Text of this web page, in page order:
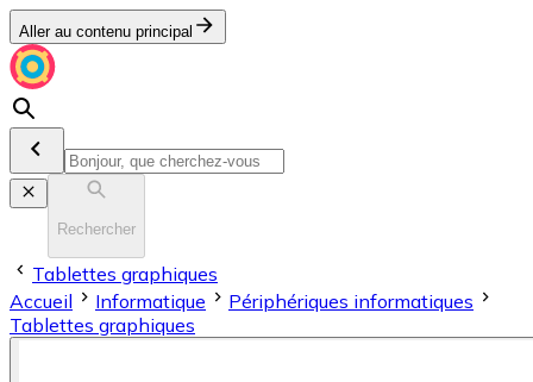
Aller au contenu principal
Rechercher
Tablettes graphiques
Accueil
Informatique
Périphériques informatiques
Tablettes graphiques